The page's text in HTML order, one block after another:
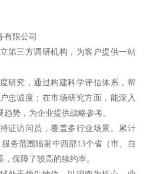
有限公司
第三方调研机构，为客户提供一站
研究，通过构建科学评估体系，帮
忠诚度；在市场研究方面，能深入
势，为企业提供战略参考。
证访问员，覆盖多行业场景。累计
务范围辐射中西部13个省（市、自
保障了较高的续约率。